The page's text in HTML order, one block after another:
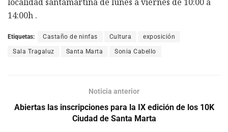
14:00h .
Etiquetas: Castaño de ninfas Cultura exposición
Sala Tragaluz Santa Marta Sonia Cabello
Noticia anterior
Abiertas las inscripciones para la IX edición de los 10K
Ciudad de Santa Marta